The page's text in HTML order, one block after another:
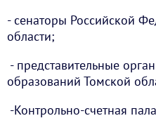
- сенаторы Российской
области;
- представительные
образований Томской
-Контрольно-счетная